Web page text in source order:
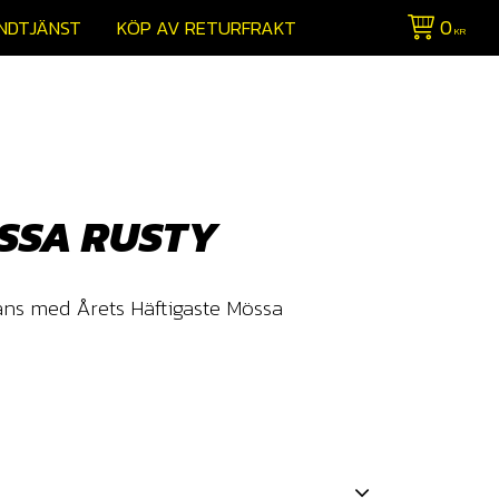
KÖP AV RETURFRAKT 0KR
RUSTY
med Årets Häftigaste Mössa​